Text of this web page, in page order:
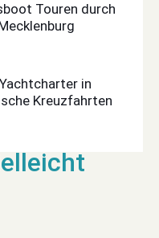
Touren durch
in
Kreuzfahrten